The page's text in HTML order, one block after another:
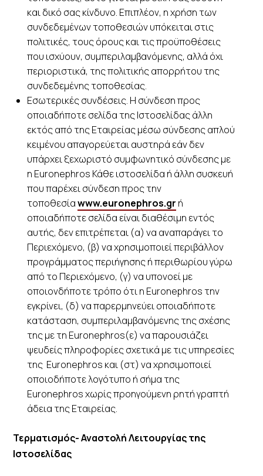
και δικό σας κίνδυνο. Επιπλέον, η χρήση των
συνδεδεμένων τοποθεσιών υπόκειται στις
πολιτικές, τους όρους και τις προϋποθέσεις
που ισχύουν, συμπεριλαμβανόμενης, αλλά όχι
περιοριστικά, της πολιτικής απορρήτου της
συνδεδεμένης τοποθεσίας.
Εσωτερικές συνδέσεις. Η σύνδεση προς
οποιαδήποτε σελίδα της Ιστοσελίδας άλλη
εκτός από της Εταιρείας μέσω σύνδεσης απλού
κειμένου απαγορεύεται αυστηρά εάν δεν
υπάρχει ξεχωριστό συμφωνητικό σύνδεσης με
η Euronephros Κάθε ιστοσελίδα ή άλλη συσκευή
που παρέχει σύνδεση προς την
τοποθεσίαwww.euronephros.gr ή
οποιαδήποτε σελίδα είναι διαθέσιμη εντός
αυτής, δεν επιτρέπεται (α) να αναπαράγει το
Περιεχόμενο, (β) να χρησιμοποιεί περιβάλλον
προγράμματος περιήγησης ή περιθωρίου γύρω
από το Περιεχόμενο, (γ) να υπονοεί με
οποιονδήποτε τρόπο ότι η Euronephros την
εγκρίνει, (δ) να παρερμηνεύει οποιαδήποτε
κατάσταση, συμπεριλαμβανόμενης της σχέσης
της με τη Euronephros(ε) να παρουσιάζει
ψευδείς πληροφορίες σχετικά με τις υπηρεσίες
της Euronephros και (στ) να χρησιμοποιεί
οποιοδήποτε λογότυπο ή σήμα της
Euronephros χωρίς προηγούμενη ρητή γραπτή
άδεια της Εταιρείας.
Τερματισμός- Αναστολή Λειτουργίας της
Ιστοσελίδας